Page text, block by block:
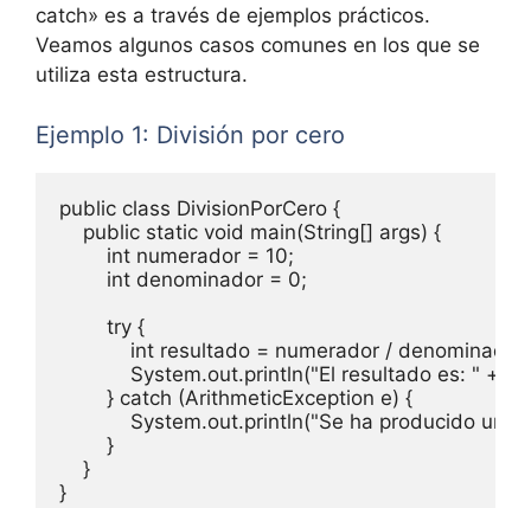
catch» es a través de ejemplos prácticos.
Veamos algunos casos comunes en los que se
utiliza esta estructura.
Ejemplo 1: División por cero
public class DivisionPorCero {
    public static void main(String[] args) {
        int numerador = 10;
        int denominador = 0;
        try {
            int resultado = numerador / denominador;
System.out.println("El resultado es: " +
        } catch (ArithmeticException e) {
System.out.println("Se ha producido un
        }
    }